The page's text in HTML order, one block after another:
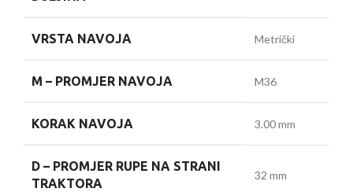
VRSTA NAVOJA Metrički
M – PROMJER NAVOJA M36
KORAK NAVOJA 3.00 mm
D – PROMJER RUPE NA STRANI
TRAKTORA
32 mm